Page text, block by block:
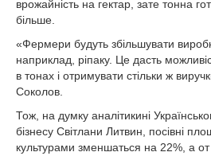
врожайність на гектар, зате тонна
більше.
«Фермери будуть збільшувати
наприклад, ріпаку. Це дасть
в тонах і отримувати стільки ж
Соколов.
Тож, на думку аналітикині
бізнесу Світлани Литвин, посівні
культурами зменшаться на 22%, а от